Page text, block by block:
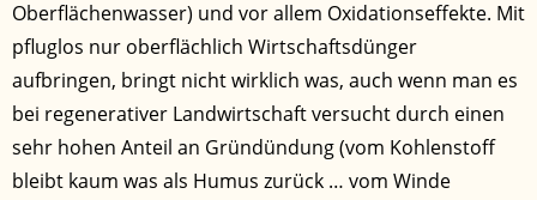
Oberflächenwasser) und vor allem Oxidationseffekte. Mit
pfluglos nur oberflächlich Wirtschaftsdünger
aufbringen, bringt nicht wirklich was, auch wenn man es
bei regenerativer Landwirtschaft versucht durch einen
sehr hohen Anteil an Gründündung (vom Kohlenstoff
bleibt kaum was als Humus zurück … vom Winde